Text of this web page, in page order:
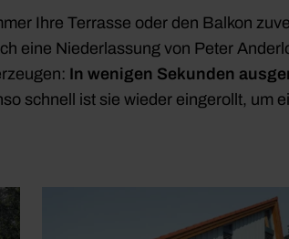
Ihre Terrasse oder den Balkon
eine Niederlassung von Peter
In wenigen Sekunden
schnell ist sie wieder eingerollt, um